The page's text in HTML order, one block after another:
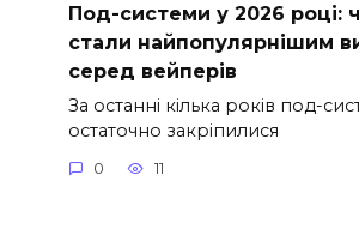
Под-системи у 2026 році:
стали найпопулярнішим
серед вейперів
За останні кілька років под-
остаточно закріпилися
0 11